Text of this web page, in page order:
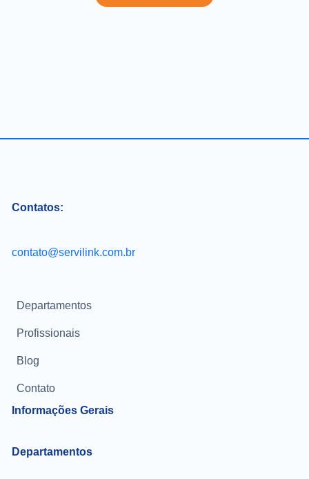
Contatos:
contato@servilink.com.br
Informações Gerais
Departamentos
Profissionais
Blog
Contato
Departamentos